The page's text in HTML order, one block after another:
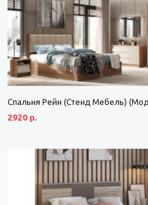
Спальня Рейн (Стенд Мебель)
2920 р.